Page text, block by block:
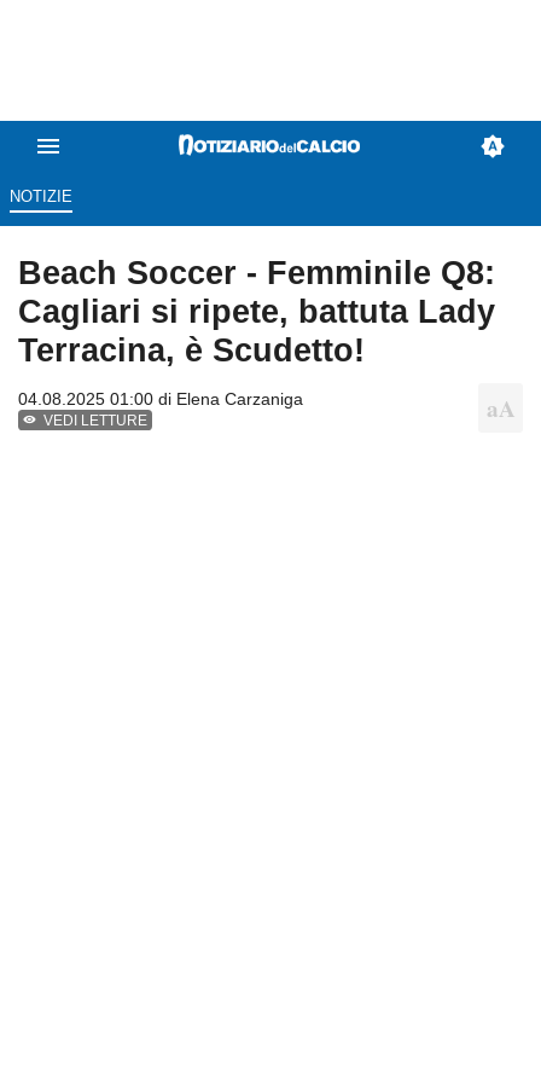
NOTIZIE
Beach Soccer - Femminile Q8:
Cagliari si ripete, battuta Lady
Terracina, è Scudetto!
04.08.2025 01:00 di Elena Carzaniga
VEDI LETTURE